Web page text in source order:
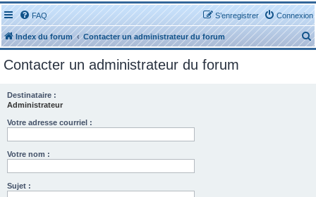
FAQ Connexion
S’enregistrer
Index du forum Contacter un administrateur du forum
e
Contacter un administrateur du forum
Destinataire :
Administrateur
Votre adresse courriel :
Votre nom :
Sujet :